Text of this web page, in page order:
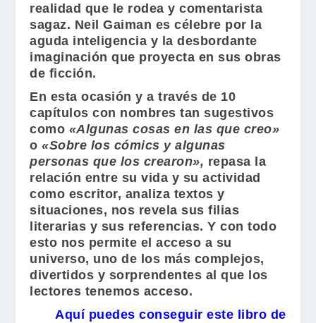
realidad que le rodea y comentarista
sagaz. Neil Gaiman es célebre por la
aguda inteligencia y la desbordante
imaginación que proyecta en sus obras
de ficción.
En esta ocasión y a través de 10
capítulos con nombres tan sugestivos
como «Algunas cosas en las que creo»
o«Sobre los cómics y algunas
personas que los crearon», repasa la
relación entre su vida y su actividad
como escritor, analiza textos y
situaciones, nos revela sus filias
literarias y sus referencias. Y con todo
esto nos permite el acceso a su
universo, uno de los más complejos,
divertidos y sorprendentes al que los
lectores tenemos acceso.
Aquí puedes conseguir este libro de